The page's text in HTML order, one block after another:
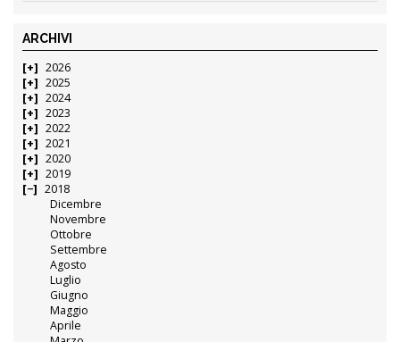
ARCHIVI
2026
2025
2024
2023
2022
2021
2020
2019
2018
Dicembre
Novembre
Ottobre
Settembre
Agosto
Luglio
Giugno
Maggio
Aprile